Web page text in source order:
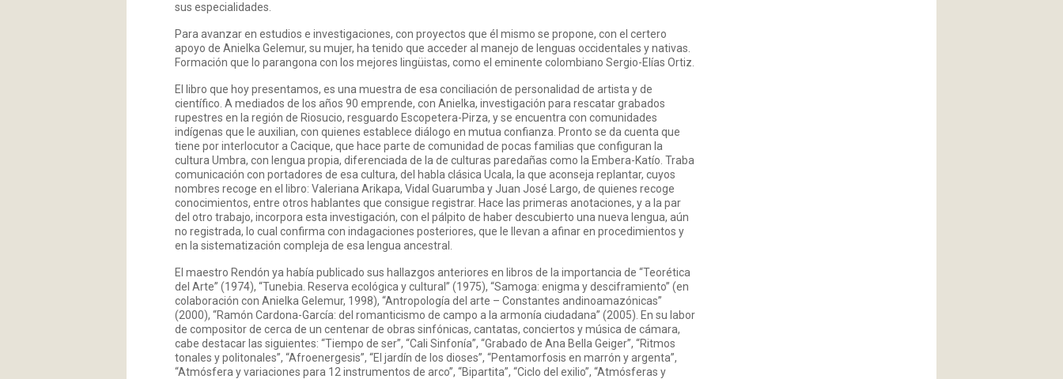
sus especialidades.
Para avanzar en estudios e investigaciones, con proyectos que él mismo se propone, con el certero
apoyo de Anielka Gelemur, su mujer, ha tenido que acceder al manejo de lenguas occidentales y nativas.
Formación que lo parangona con los mejores lingüistas, como el eminente colombiano Sergio-Elías Ortiz.
El libro que hoy presentamos, es una muestra de esa conciliación de personalidad de artista y de
científico. A mediados de los años 90 emprende, con Anielka, investigación para rescatar grabados
rupestres en la región de Riosucio, resguardo Escopetera-Pirza, y se encuentra con comunidades
indígenas que le auxilian, con quienes establece diálogo en mutua confianza. Pronto se da cuenta que
tiene por interlocutor a Cacique, que hace parte de comunidad de pocas familias que configuran la
cultura Umbra, con lengua propia, diferenciada de la de culturas paredañas como la Embera-Katío. Traba
comunicación con portadores de esa cultura, del habla clásica Ucala, la que aconseja replantar, cuyos
nombres recoge en el libro: Valeriana Arikapa, Vidal Guarumba y Juan José Largo, de quienes recoge
conocimientos, entre otros hablantes que consigue registrar. Hace las primeras anotaciones, y a la par
del otro trabajo, incorpora esta investigación, con el pálpito de haber descubierto una nueva lengua, aún
no registrada, lo cual confirma con indagaciones posteriores, que le llevan a afinar en procedimientos y
en la sistematización compleja de esa lengua ancestral.
El maestro Rendón ya había publicado sus hallazgos anteriores en libros de la importancia de “Teorética
del Arte” (1974), “Tunebia. Reserva ecológica y cultural” (1975), “Samoga: enigma y desciframiento” (en
colaboración con Anielka Gelemur, 1998), “Antropología del arte – Constantes andinoamazónicas”
(2000), “Ramón Cardona-García: del romanticismo de campo a la armonía ciudadana” (2005). En su labor
de compositor de cerca de un centenar de obras sinfónicas, cantatas, conciertos y música de cámara,
cabe destacar las siguientes: “Tiempo de ser”, “Cali Sinfonía”, “Grabado de Ana Bella Geiger”, “Ritmos
tonales y politonales”, “Afroenergesis”, “El jardín de los dioses”, “Pentamorfosis en marrón y argenta”,
“Atmósfera y variaciones para 12 instrumentos de arco”, “Bipartita”, “Ciclo del exilio”, “Atmósferas y